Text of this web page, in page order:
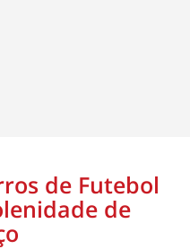
de Futebol
de